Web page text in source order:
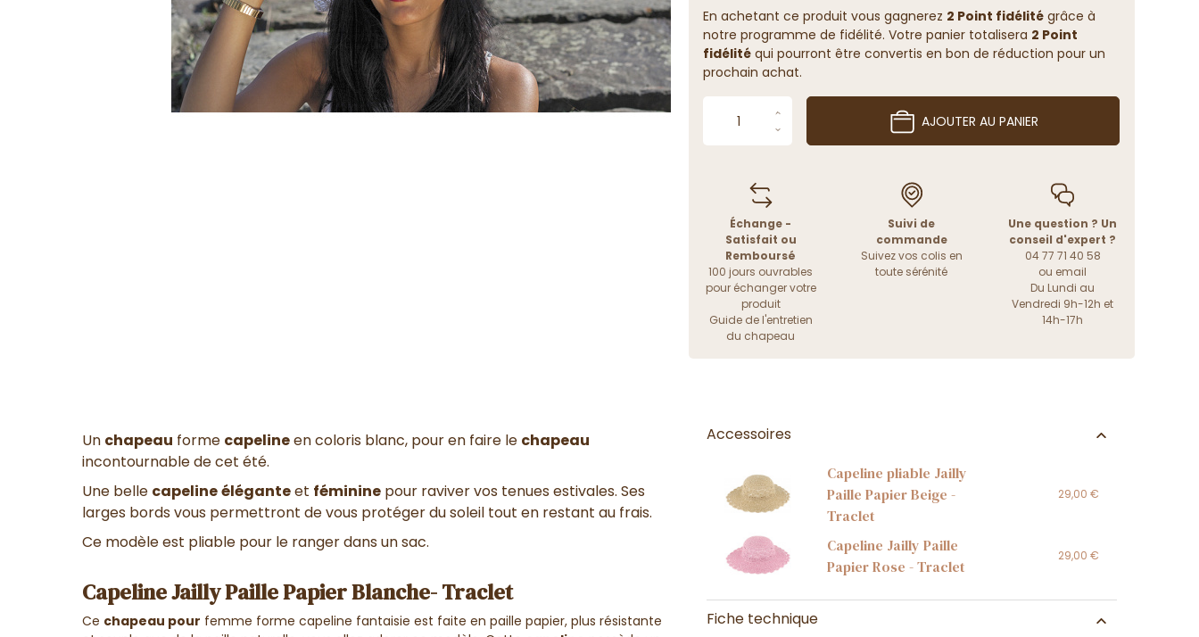
En achetant ce produit vous gagnerez 2 Point fidélitégrâce à
notre programme de fidélité. Votre panier totalisera 2 Point
fidélitéqui pourront être convertis en bon de réduction pour un
prochain achat.
AJOUTER AU PANIER
Échange -
Satisfait ou
Remboursé
100 jours ouvrables
pour échanger votre
produit
Guide de l'entretien
du chapeau
Suivi de
commande
Suivez vos colis en
toute sérénité
Une question ? Un
conseil d'expert ?
04 77 71 40 58
ou email
Du Lundi au
Vendredi 9h-12h et
14h-17h
Un chapeau forme capelineen coloris blanc, pour en faire le chapeau
incontournable de cet été.
Une belle capelineéléganteet féminine pour raviver vos tenues estivales. Ses
larges bords vous permettront de vous protéger du soleil tout en restant au frais.
Ce modèle est pliable pour le ranger dans un sac.
Capeline Jailly Paille Papier Blanche- Traclet
Ce chapeau pour femme forme capeline fantaisie est faite en paille papier, plus résistante
Accessoires
Capeline pliable Jailly
Paille Papier Beige -
Traclet
29,00 €
Capeline Jailly Paille
Papier Rose - Traclet
29,00 €
Fiche technique